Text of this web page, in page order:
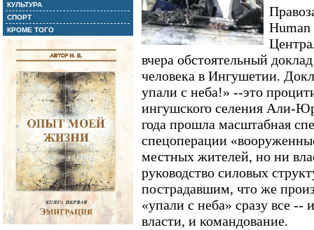
КУЛЬТУРА
СПОРТ
КРОМЕ ТОГО
вчера обстоятельный
человека в Ингушетии.
упали с неба!» --это
ингушского селения Али-
года прошла масштабная
спецоперации
местных жителей, но ни
руководство силовых
пострадавшим, что же
«упали с неба» сразу все
власти, и командование.